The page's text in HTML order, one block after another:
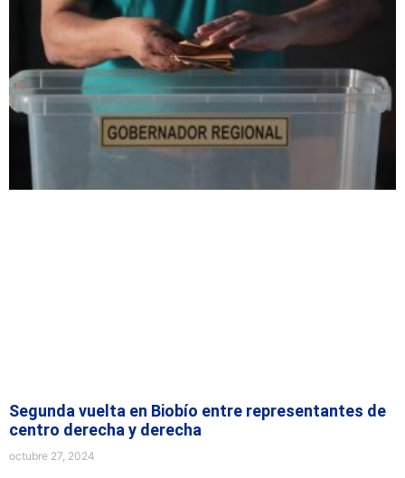
Segunda vuelta en Biobío entre representantes de
centro derecha y derecha
octubre 27, 2024